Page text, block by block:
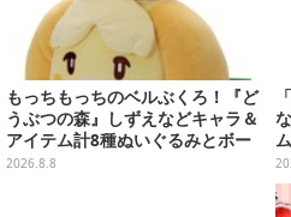
もっちもっちのベルぶくろ！『ど
うぶつの森』しずえなどキャラ＆
アイテム計8種ぬいぐるみとボー
ルチェーン付きマスコットが発売
2026.8.8